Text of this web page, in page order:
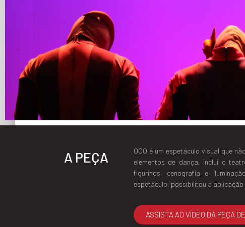
A PEÇA
OCO é um espetáculo visual que
elementos de dança, inclui o
figurinos, cenografia e
espetáculo, possibilitou a
ASSISTA AO VÍDEO DA PEÇA